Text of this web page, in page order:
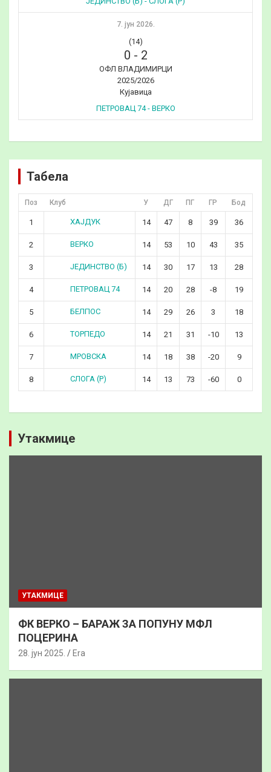
7. јун 2026.
(14)
0 - 2
ОФЛ ВЛАДИМИРЦИ
2025/2026
Кујавица
ПЕТРОВАЦ 74 - ВЕРКО
Табела
Поз Клуб У ДГ ПГ ГР Бод
1 ХАЈДУК 14 47 8 39 36
2 ВЕРКО 14 53 10 43 35
3 ЈЕДИНСТВО (Б) 14 30 17 13 28
4 ПЕТРОВАЦ 74 14 20 28 -8 19
5 БЕЛПОС 14 29 26 3 18
6 ТОРПЕДО 14 21 31 -10 13
7 МРОВСКА 14 18 38 -20 9
8 СЛОГА (Р) 14 13 73 -60 0
Утакмице
УТАКМИЦЕ
ФК ВЕРКО – БАРАЖ ЗА ПОПУНУ МФЛ
ПОЦЕРИНА
28. јун 2025. Era